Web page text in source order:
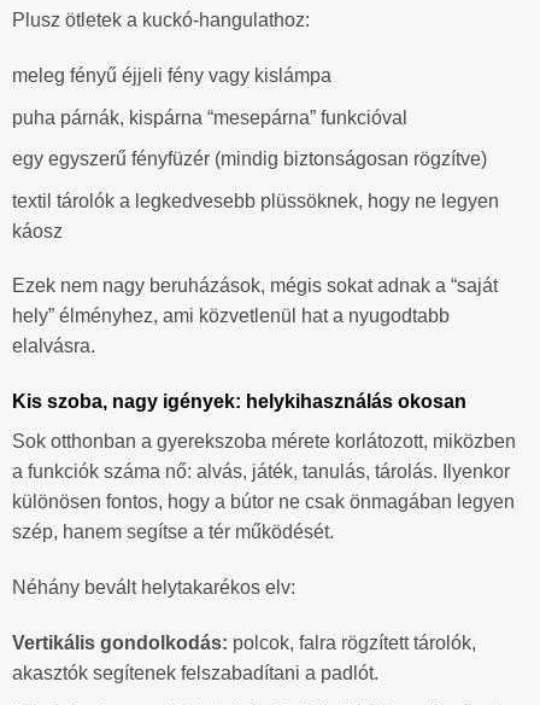
Plusz ötletek a kuckó-hangulathoz:
meleg fényű éjjeli fény vagy kislámpa
puha párnák, kispárna “mesepárna” funkcióval
egy egyszerű fényfüzér (mindig biztonságosan rögzítve)
textil tárolók a legkedvesebb plüssöknek, hogy ne legyen
káosz
Ezek nem nagy beruházások, mégis sokat adnak a “saját
hely” élményhez, ami közvetlenül hat a nyugodtabb
elalvásra.
Kis szoba, nagy igények: helykihasználás okosan
Sok otthonban a gyerekszoba mérete korlátozott, miközben
a funkciók száma nő: alvás, játék, tanulás, tárolás. Ilyenkor
különösen fontos, hogy a bútor ne csak önmagában legyen
szép, hanem segítse a tér működését.
Néhány bevált helytakarékos elv:
Vertikális gondolkodás: polcok, falra rögzített tárolók,
akasztók segítenek felszabadítani a padlót.